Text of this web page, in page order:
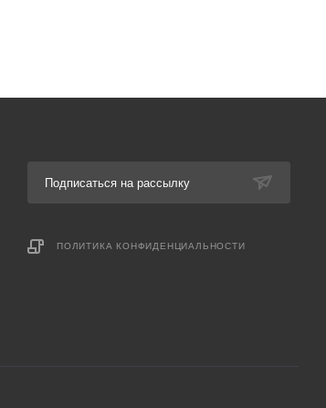
Подписаться на рассылку
ПОЛИТИКА КОНФИДЕНЦИАЛЬНОСТИ